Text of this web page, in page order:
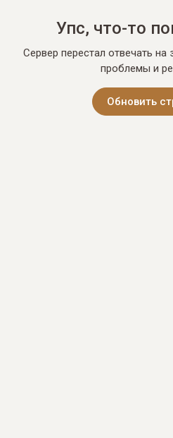
Упс, что-то
Сервер перестал отвечать
проблемы и
Обновить